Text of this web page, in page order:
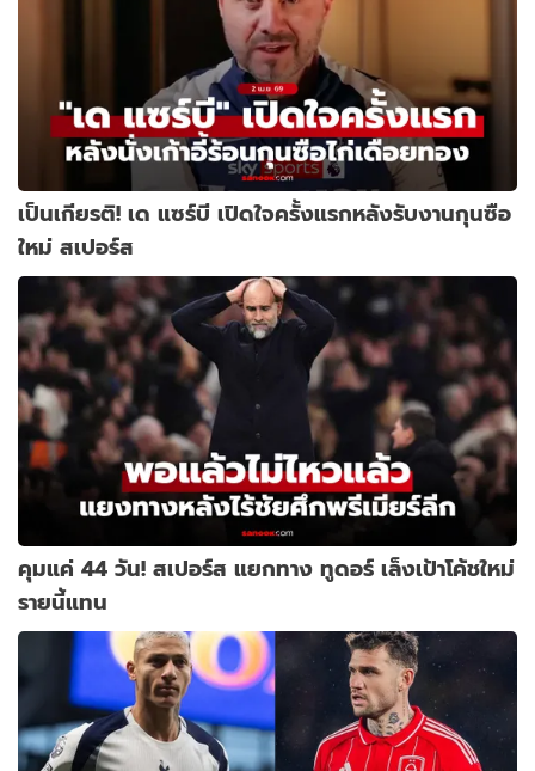
เป็นเกียรติ! เด แซร์บี เปิดใจครั้งแรกหลังรับงานกุนซือ
ใหม่ สเปอร์ส
คุมแค่ 44 วัน! สเปอร์ส แยกทาง ทูดอร์ เล็งเป้าโค้ชใหม่
รายนี้แทน